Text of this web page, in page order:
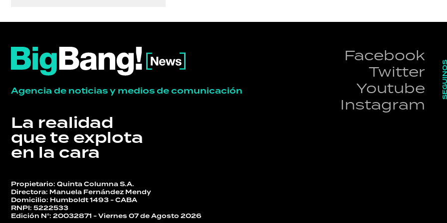
Agencia de noticias y medios de comunicación
La realidad
que te explota
en la cara
Facebook
Twitter
Youtube
Instagram
Propietario: Quinta Columna S.A.
Directora: Manuela Fernández Mendy
Domicilio: Humboldt 1493 - CABA
RNPI: 5222533
Edición N°: 20032871 - Viernes 07 de Agosto 2026
SALUD
DEPORTES
TECNOLOGÍA